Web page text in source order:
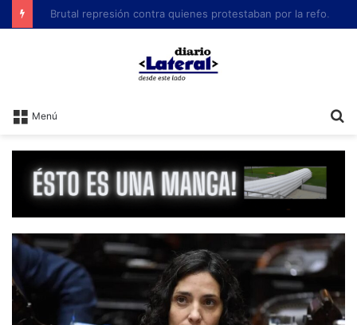
Brutal represión contra quienes protestaban por la reforma laboral de Milei
Menú